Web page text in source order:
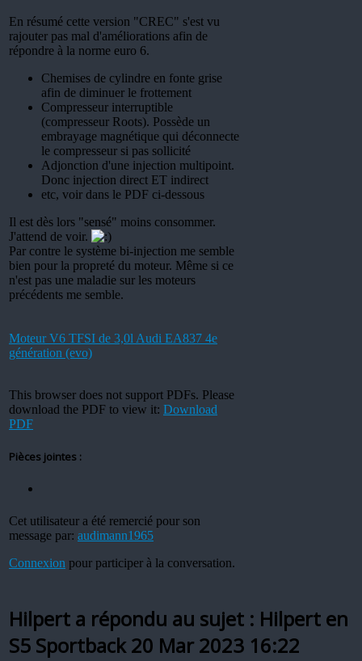
En résumé cette version "CREC" s'est vu
rajouter pas mal d'améliorations afin de
répondre à la norme euro 6.
Chemises de cylindre en fonte grise
afin de diminuer le frottement
Compresseur interruptible
(compresseur Roots). Possède un
embrayage magnétique qui déconnecte
le compresseur si pas sollicité
Adjonction d'une injection multipoint.
Donc injection direct ET indirect
etc, voir dans le PDF ci-dessous
Il est dès lors "sensé" moins consommer.
J'attend de voir.
Par contre le système bi-injection me semble
bien pour la propreté du moteur. Même si ce
n'est pas une maladie sur les moteurs
précédents me semble.
Moteur V6 TFSI de 3,0l Audi EA837 4e
génération (evo)
This browser does not support PDFs. Please
download the PDF to view it: Download
PDF
Pièces jointes :
Cet utilisateur a été remercié pour son
message par: audimann1965
Connexion pour participer à la conversation.
Hilpert a répondu au sujet : Hilpert en
S5 Sportback20 Mar 2023 16:22